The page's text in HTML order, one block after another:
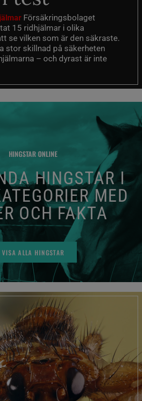
Försäkringsbolaget
15 ridhjälmar i olika
se vilken som är den säkraste.
stor skillnad på säkerheten
– och dyrast är inte
HINGSTAR ONLINE
HINGSTAR I
MED
OCH FAKTA
VISA ALLA HINGSTAR